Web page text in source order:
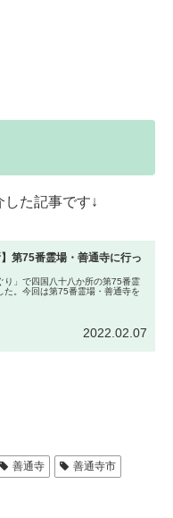
た記事です↓
】第75番霊場・善通寺に行っ
り」で四国八十八か所の第75番霊
た。今回は第75番霊場・善通寺を
2022.02.07
善通寺
善通寺市